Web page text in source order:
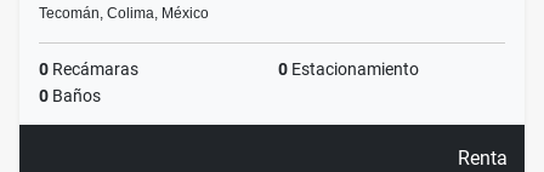
Tecomán, Colima, México
0 Recámaras 0 Estacionamiento
0 Baños
Renta